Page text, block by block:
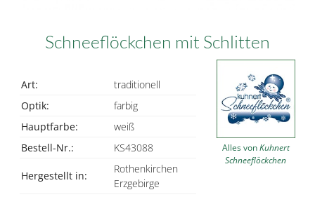
Schneeflöckchen mit Schlitten
Art:
traditionell
Optik:
farbig
Hauptfarbe:
weiß
Bestell-Nr.:
KS43088
Hergestellt in:
Rothenkirchen
Erzgebirge
Alles vonKuhnert
Schneeflöckchen